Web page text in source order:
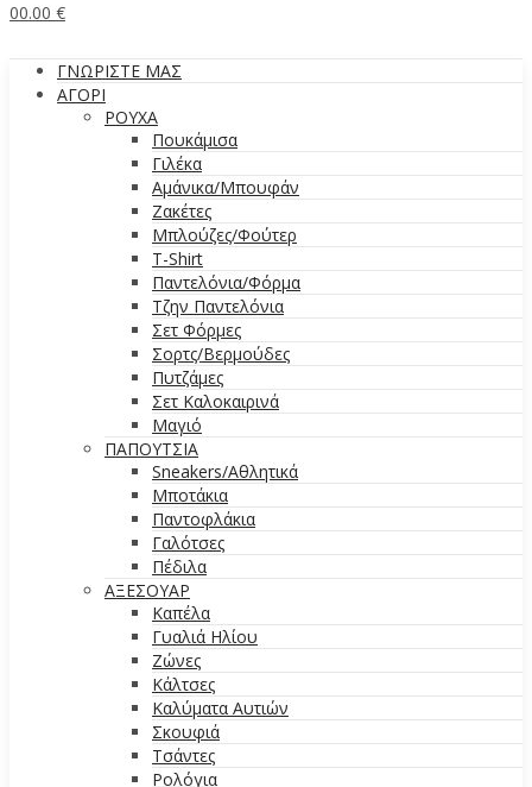
00.00 €
ΓΝΩΡΙΣΤΕ ΜΑΣ
ΑΓΟΡΙ
ΡΟΥΧΑ
Πουκάμισα
Γιλέκα
Αμάνικα/Μπουφάν
Ζακέτες
Μπλούζες/Φούτερ
T-Shirt
Παντελόνια/Φόρμα
Τζην Παντελόνια
Σετ Φόρμες
Σορτς/Βερμούδες
Πυτζάμες
Σετ Καλοκαιρινά
Μαγιό
ΠΑΠΟΥΤΣΙΑ
Sneakers/Aθλητικά
Μποτάκια
Παντοφλάκια
Γαλότσες
Πέδιλα
ΑΞΕΣΟΥΑΡ
Καπέλα
Γυαλιά Ηλίου
Ζώνες
Κάλτσες
Καλύματα Αυτιών
Σκουφιά
Τσάντες
Ρολόγια